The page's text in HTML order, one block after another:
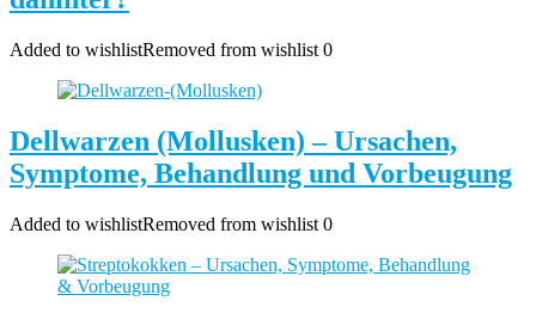
Added to wishlistRemoved from wishlist 0
Dellwarzen (Mollusken) – Ursachen,
Symptome, Behandlung und Vorbeugung
Added to wishlistRemoved from wishlist 0